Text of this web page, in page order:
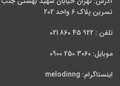
نسرین پلاک 6 واحد 202
تلفن : 922 45 860 021
موبایل: 3060 250 0900
اینستاگرام: melodinng